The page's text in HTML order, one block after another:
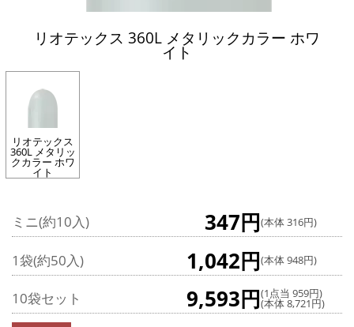
リオテックス 360L メタリックカラー ホワ
イト
リオテックス
360L メタリッ
クカラー ホワ
イト
ミニ(約10入) 347円(本体 316円)
1袋(約50入) 1,042円(本体 948円)
10袋セット 9,593円(1点当 959円)
(本体 8,721円)